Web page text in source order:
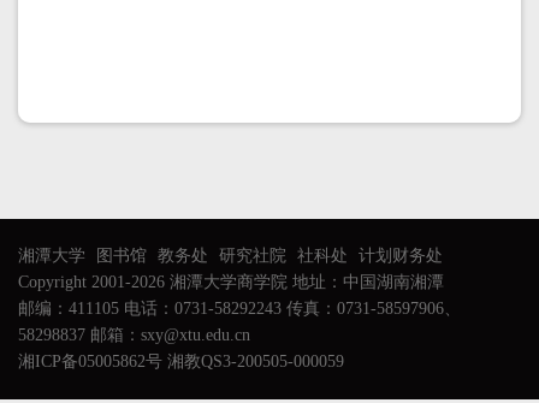
湘潭大学 图书馆 教务处 研究社院 社科处
计划财务处
Copyright 2001-2026 湘潭大学商学院 地址：中国湖南湘潭
邮编：411105 电话：0731-58292243 传真：0731-58597906、
58298837 邮箱：sxy@xtu.edu.cn
湘ICP备05005862号 湘教QS3-200505-000059